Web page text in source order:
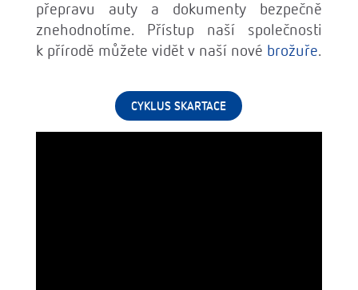
přepravu auty a dokumenty bezpečně
znehodnotíme. Přístup naší společnosti
k přírodě můžete vidět v naší nové brožuře.
CYKLUS SKARTACE